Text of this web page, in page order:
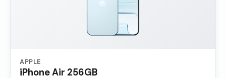
APPLE
iPhone Air 256GB